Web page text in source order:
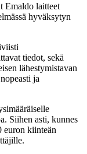
Emaldo laitteet
hyväksytyn
tiedot, sekä
lähestymistavan
ja
Siihen asti, kunnes
euron kiinteän